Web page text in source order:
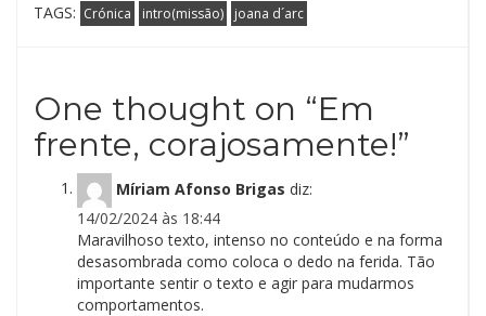
TAGS: Crónica intro(missão) joana d´arc
One thought on “Em
frente, corajosamente!”
Míriam Afonso Brigas diz:
14/02/2024 às 18:44
Maravilhoso texto, intenso no conteúdo e na forma
desasombrada como coloca o dedo na ferida. Tão
importante sentir o texto e agir para mudarmos
comportamentos.